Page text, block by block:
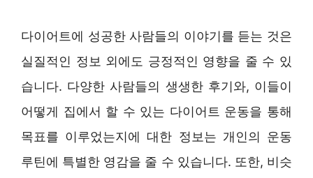
다이어트에 성공한 사람들의 이야기를 듣는 것은
실질적인 정보 외에도 긍정적인 영향을 줄 수 있
습니다. 다양한 사람들의 생생한 후기와, 이들이
어떻게 집에서 할 수 있는 다이어트 운동을 통해
목표를 이루었는지에 대한 정보는 개인의 운동
루틴에 특별한 영감을 줄 수 있습니다. 또한, 비슷